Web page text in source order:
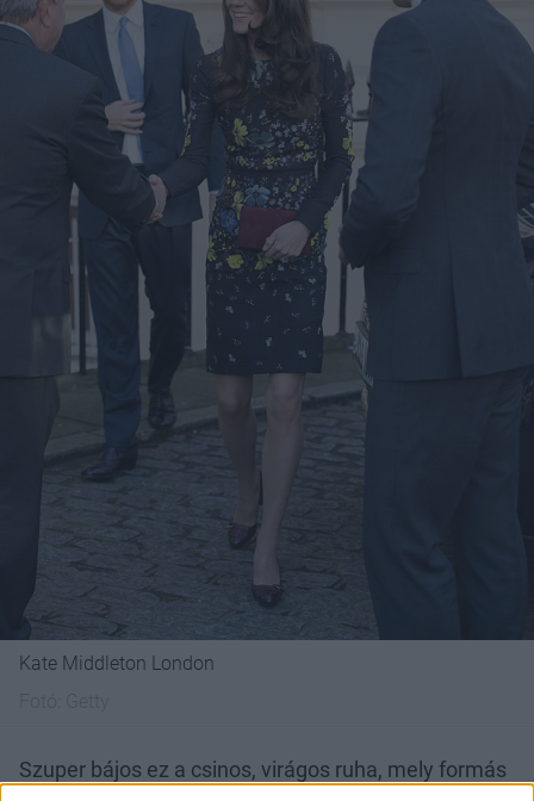
Kate Middleton London
Szuper bájos ez a csinos, virágos ruha, mely formás